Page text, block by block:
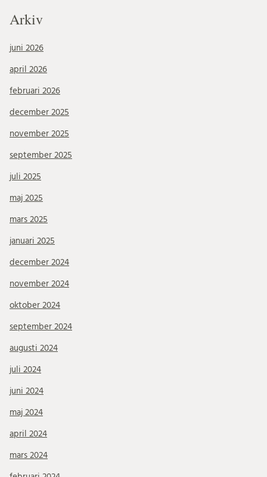
Arkiv
juni 2026
april 2026
februari 2026
december 2025
november 2025
september 2025
juli 2025
maj 2025
mars 2025
januari 2025
december 2024
november 2024
oktober 2024
september 2024
augusti 2024
juli 2024
juni 2024
maj 2024
april 2024
mars 2024